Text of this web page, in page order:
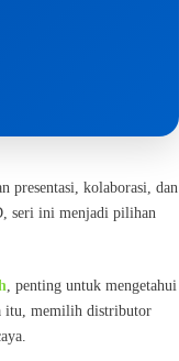
presentasi, kolaborasi, dan
seri ini menjadi pilihan
, penting untuk mengetahui
itu, memilih distributor